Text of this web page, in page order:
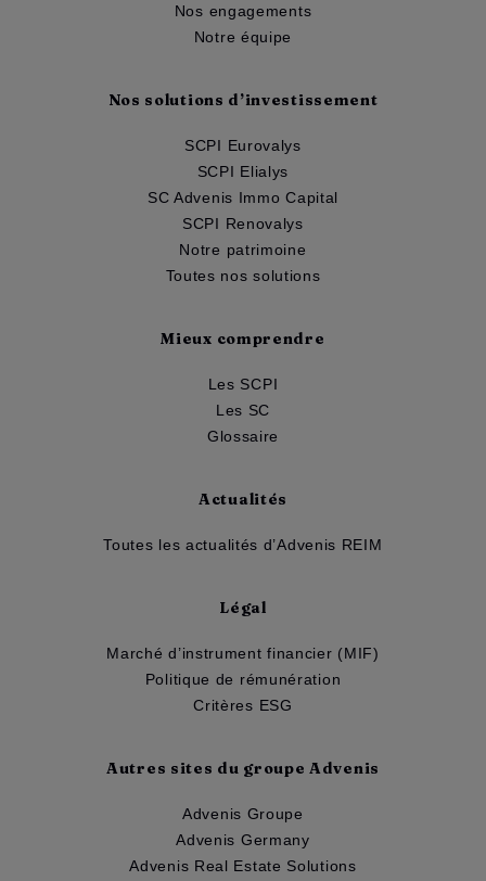
Nos engagements
Notre équipe
Nos solutions d’investissement
SCPI Eurovalys
SCPI Elialys
SC Advenis Immo Capital
SCPI Renovalys
Notre patrimoine
Toutes nos solutions
Mieux comprendre
Les SCPI
Les SC
Glossaire
Actualités
Toutes les actualités d’Advenis REIM
Légal
Marché d’instrument financier (MIF)
Politique de rémunération
Critères ESG
Autres sites du groupe Advenis
Advenis Groupe
Advenis Germany
Advenis Real Estate Solutions